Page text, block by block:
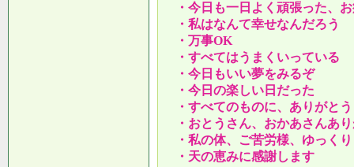
・今日も一日よく頑張った、
・私はなんて幸せなんだろう
・万事OK
・すべてはうまくいっている
・今日もいい夢をみるぞ
・今日の楽しい日だった
・すべてのものに、ありがとう
・おとうさん、おかあさんあ
・私の体、ご苦労様、ゆっく
・天の恵みに感謝します